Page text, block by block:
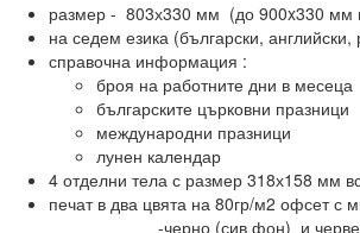
размер - 803х330 мм (до 900x330 мм
на седем езика (български,
справочна информация :
броя на работните дни в месеца
българските църковни празници
международни празници
лунен календар
4 отделни тела с размер 318х158 мм
печат в два цвята на 80гр/м2 офсет с
-черно (сив фон) и червено